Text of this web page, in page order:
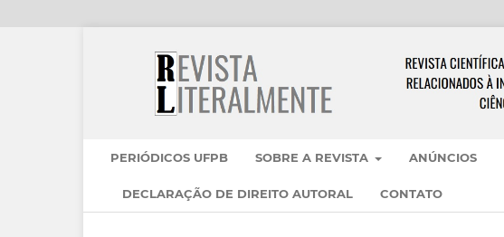
PERIÓDICOS UFPB SOBRE A REVISTA ANÚNCIOS
DECLARAÇÃO DE DIREITO AUTORAL CONTATO